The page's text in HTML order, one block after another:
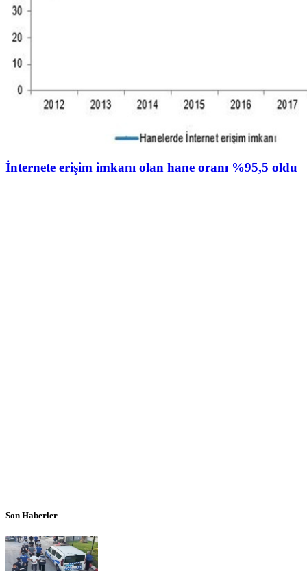
İnternete erişim imkanı olan hane oranı %95,5 oldu
Son Haberler